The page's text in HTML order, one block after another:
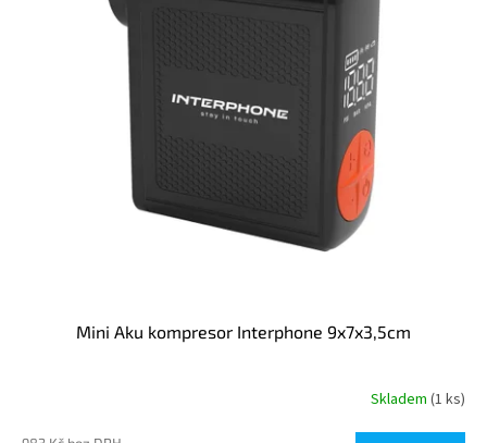
Mini Aku kompresor Interphone 9x7x3,5cm
Skladem (1 ks)